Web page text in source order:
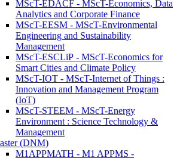
MScT-EDACF - MScT-Economics, Data
Analytics and Corporate Finance
MScT-EESM - MScT-Environmental
Engineering and Sustainability
Management
MScT-ESCLiP - MScT-Economics for
Smart Cities and Climate Policy
MScT-IOT - MScT-Internet of Things :
Innovation and Management Program
(IoT)
MScT-STEEM - MScT-Energy
Environment : Science Technology &
Management
(DNM)
M1APPMATH - M1 APPMS -